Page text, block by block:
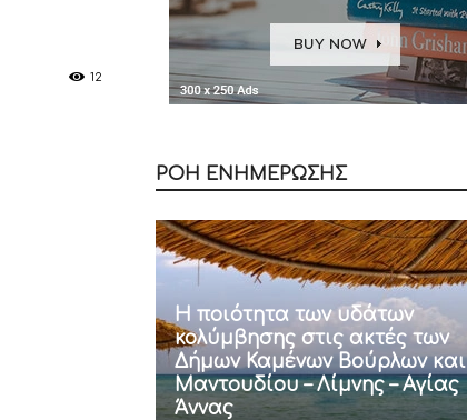
12
ΡΟΗ ΕΝΗΜΕΡΩΣΗΣ
Η ποιότητα των υδάτων
κολύμβησης στις ακτές των
Δήμων Καμένων Βούρλων και
Μαντουδίου – Λίμνης – Αγίας
Άννας